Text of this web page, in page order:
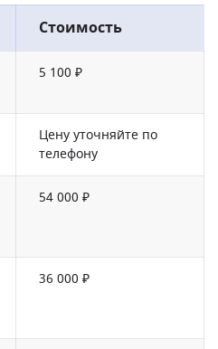
Стоимость
5 100 ₽
Цену уточняйте по
телефону
54 000 ₽
36 000 ₽